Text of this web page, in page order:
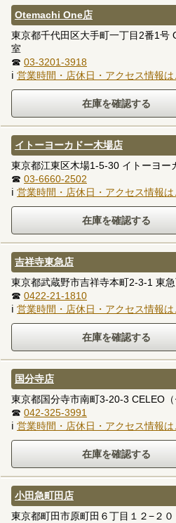
Otemachi One店
東京都千代田区大手町一丁目2番1号
室
☎ 03-3201-3918
ℹ 営業時間・店休日・アクセス情報は
イトーヨーカドー木場店
東京都江東区木場1-5-30 イトーヨー
☎ 03-6660-2502
ℹ 営業時間・店休日・アクセス情報は
吉祥寺東急店
東京都武蔵野市吉祥寺本町2-3-1 東
☎ 0422-21-1810
ℹ 営業時間・店休日・アクセス情報は
国分寺店
東京都国分寺市南町3-20-3 CELEO
☎ 042-325-3991
ℹ 営業時間・店休日・アクセス情報は
小田急町田店
東京都町田市原町田６丁目１２−２